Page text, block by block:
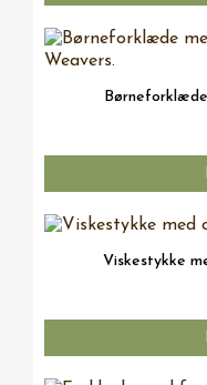
Viskestykke